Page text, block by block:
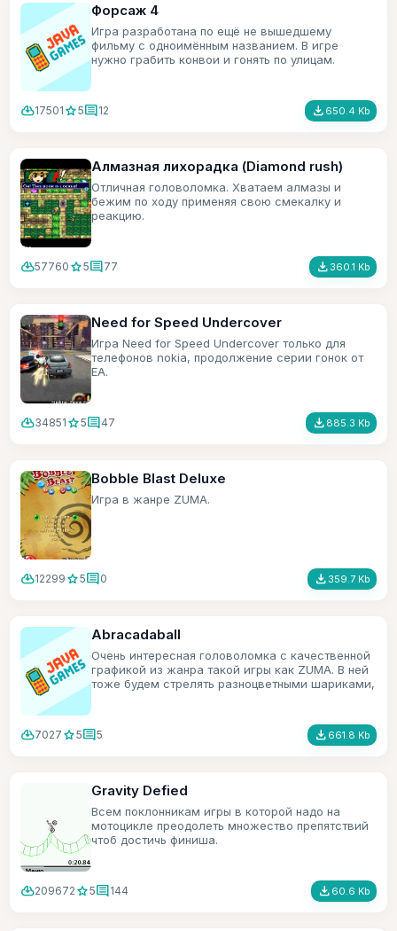
Форсаж 4
Игра разработана по ещё не вышедшему
фильму с одноимённым названием. В игре
нужно грабить конвои и гонять по улицам.
cloud_download17501 star5comment12 file_download 650.4 Kb
Алмазная лихорадка (Diamond rush)
Отличная головоломка. Хватаем алмазы и
бежим по ходу применяя свою смекалку и
реакцию.
cloud_download57760 star5comment77 file_download 360.1 Kb
Need for Speed Undercover
Игра Need for Speed Undercover только для
телефонов nokia, продолжение серии гонок от
ЕА.
cloud_download34851 star5comment47 file_download 885.3 Kb
Bobble Blast Deluxe
Игра в жанре ZUMA.
cloud_download12299 star5comment0 file_download 359.7 Kb
Abracadaball
Очень интересная головоломка с качественной
графикой из жанра такой игры как ZUMA. В ней
тоже будем стрелять разноцветными шариками,
cloud_download7027 star5comment5 file_download 661.8 Kb
Gravity Defied
Всем поклонникам игры в которой надо на
мотоцикле преодолеть множество препятствий
чтоб достичь финиша.
cloud_download209672 star5comment144 file_download 60.6 Kb